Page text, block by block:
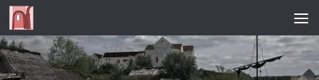
Zum Inhalt springen